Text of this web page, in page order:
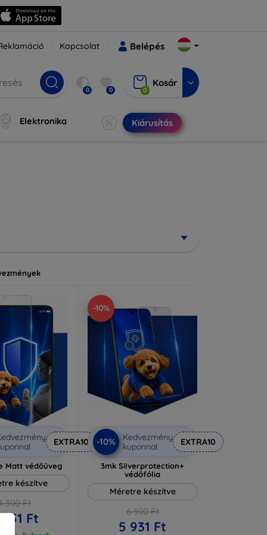
Kapcsolat Belépés
0 0 0
Kosár
Elektronika Kiárusítás
EXTRA10
Matt védőüveg
készítve
390 Ft
Ft
-10%
-10%
Kedvezmény
kuponnal
EXTRA10
3mk Silverprotection+
védőfólia
Méretre készítve
6 590 Ft
5 931 Ft